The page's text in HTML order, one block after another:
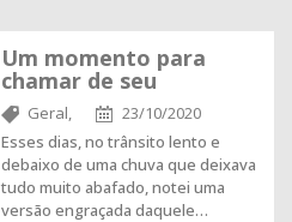
Um momento para
chamar de seu
Geral,
23/10/2020
Esses dias, no trânsito lento e
debaixo de uma chuva que deixava
tudo muito abafado, notei uma
versão engraçada daquele…